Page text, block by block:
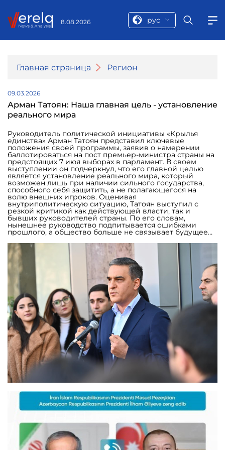
8.08.2026 рус
Главная страница Регион
09.03.2026
Арман Татоян: Наша главная цель - установление
реального мира
Руководитель политической инициативы «Крылья
единства» Арман Татоян представил ключевые
положения своей программы, заявив о намерении
баллотироваться на пост премьер-министра страны на
предстоящих 7 июя выборах в парламент. В своем
выступлении он подчеркнул, что его главной целью
является установление реального мира, который
возможен лишь при наличии сильного государства,
способного себя защитить, а не полагающегося на
волю внешних игроков. Оценивая
внутриполитическую ситуацию, Татоян выступил с
резкой критикой как действующей власти, так и
бывших руководителей страны. По его словам,
нынешнее руководство подпитывается ошибками
прошлого, а общество больше не связывает будущее
формуле «вина — смирение — капитуляция» лидер
инициативы предлагает концепцию «ошибки — уроки
— возрождение». Он также призвал отказаться от
многолетней практики выбора между крайностями,
подчеркнув необходимость одновременного развития
безопасности и демократии, сильной армии и
свободной экономики, а также сохранения
национальной гордости при построении
современного государства. Касаясь вопроса
Конституции, Арман Татоян отметил, что проблема
заключается не в самом документе, а в нежелании его
соблюдать. Он категорически отверг идею изменения
Основного закона ради удержания власти одним
человеком или в угоду требованиям иностранных
государств. В сфере внешней политики инициатива
обещает расширение военного сотрудничества как с
восточными, так и с западными партнерами, включая
Францию и США. Особая роль отводится диаспоре:
планируется использовать современные технологии и
искусственный интеллект для превращения Армении
Внутренняя политика, согласно представленной
программе, будет сосредоточена на создании равных
возможностей вместо формальной борьбы с
наказания за коррупцию. В сфере градостроительства
вводится принцип комплексной застройки, при
котором возведение жилья будет жестко увязано с
созданием социальной инфраструктуры — школ,